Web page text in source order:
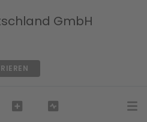
GmbH